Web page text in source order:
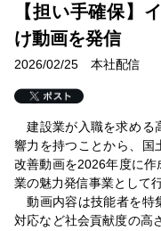
【担い手確保】
け動画を発信
2026/02/25 本社配信
建設業が入職を求める
響力を持つことから、国
改善動画を2026年度に
業の魅力発信事業として行
動画内容は技能者を特
対応など社会貢献度の高